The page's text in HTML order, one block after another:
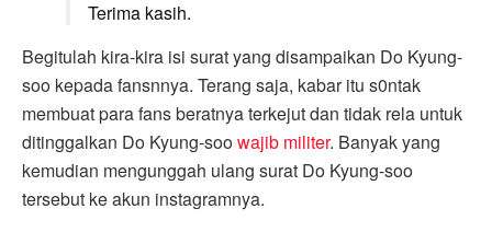
Terima kasih.
Begitulah kira-kira isi surat yang disampaikan Do Kyung-
soo kepada fansnnya. Terang saja, kabar itu s0ntak
membuat para fans beratnya terkejut dan tidak rela untuk
ditinggalkan Do Kyung-soowajib militer. Banyak yang
kemudian mengunggah ulang surat Do Kyung-soo
tersebut ke akun instagramnya.